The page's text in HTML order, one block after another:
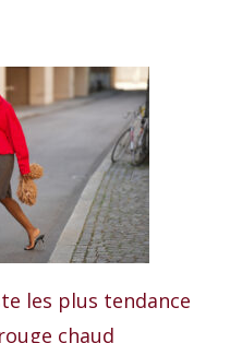
les plus tendance
chaud